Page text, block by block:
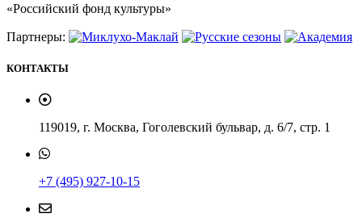
«Российский фонд культуры»
Партнеры:
КОНТАКТЫ
119019, г. Москва, Гоголевский бульвар, д. 6/7, стр. 1
+7 (495) 927-10-15